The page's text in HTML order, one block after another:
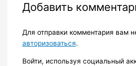
Добавить
Для отправки комментария вам
авторизоваться.
Войти, используя социальный